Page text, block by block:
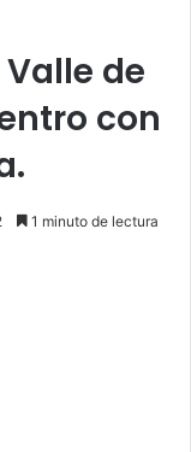
de
con
1 minuto de lectura